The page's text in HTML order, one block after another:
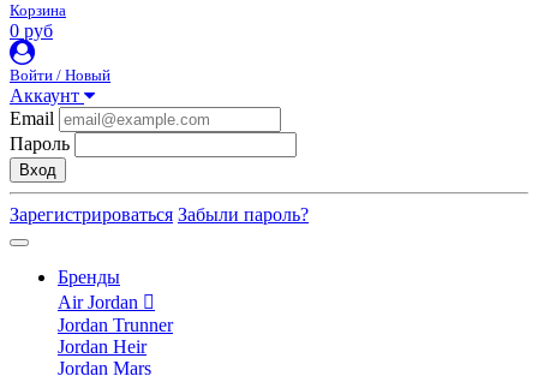
Корзина
0 руб
Войти / Новый
Аккаунт
Email
Пароль
Вход
Зарегистрироваться Забыли пароль?
Бренды
Air Jordan
Jordan Trunner
Jordan Heir
Jordan Mars